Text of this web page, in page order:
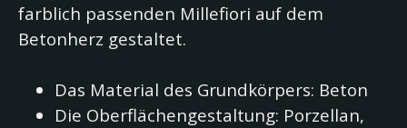
farblich passenden Millefiori auf dem
Betonherz gestaltet.
Das Material des Grundkörpers: Beton
Die Oberflächengestaltung: Porzellan,